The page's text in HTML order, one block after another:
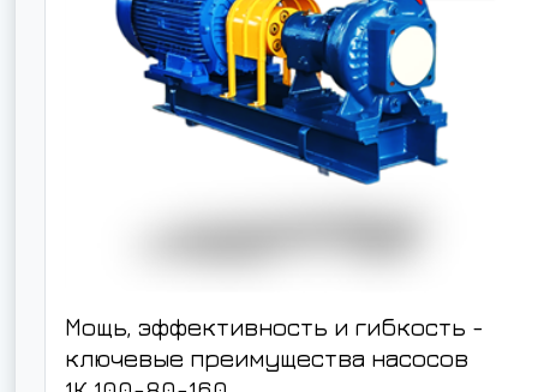
Мощь, эффективность и гибкость -
ключевые преимущества насосов